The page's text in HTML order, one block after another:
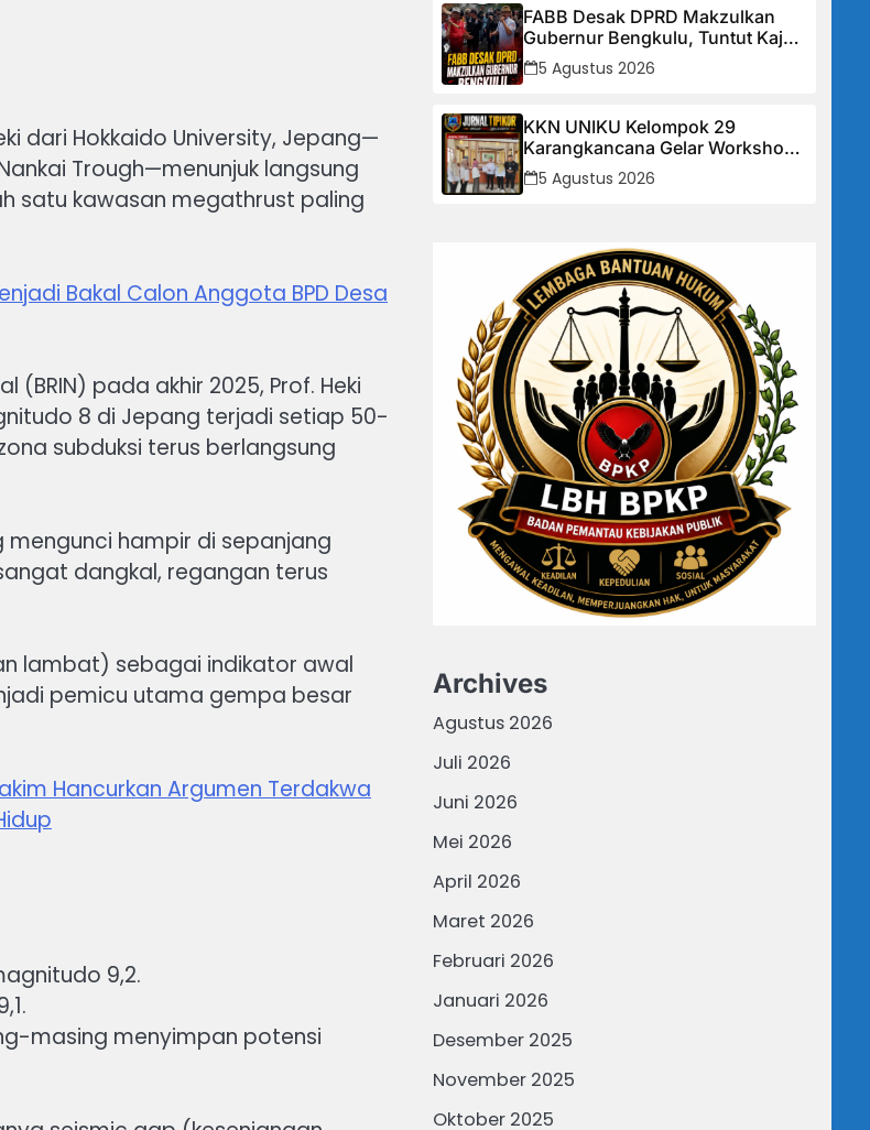
dari Hokkaido University, Jepang—
Trough—menunjuk langsung
satu kawasan megathrust paling
Bakal Calon Anggota BPD Desa
(BRIN) pada akhir 2025, Prof. Heki
8 di Jepang terjadi setiap 50-
subduksi terus berlangsung
mengunci hampir di sepanjang
dangkal, regangan terus
lambat) sebagai indikator awal
pemicu utama gempa besar
Hancurkan Argumen Terdakwa
9,2.
masing menyimpan potensi
FABB Desak DPRD Makzulkan
Gubernur Bengkulu, Tuntut Kajati
Transparan Soal Kasus Mega
Mall5 Agustus 2026
KKN UNIKU Kelompok 29
Karangkancana Gelar Workshop
Digitalisasi dan Pengembangan
UMKM
5 Agustus 2026
Archives
Agustus 2026
Juli 2026
Juni 2026
Mei 2026
April 2026
Maret 2026
Februari 2026
Januari 2026
Desember 2025
November 2025
Oktober 2025